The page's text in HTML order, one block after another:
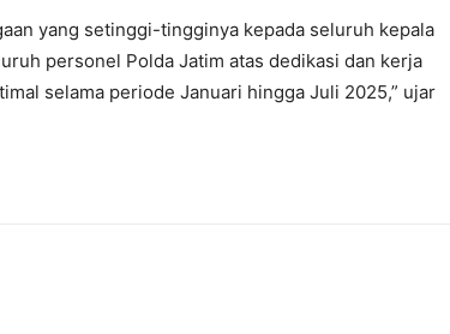
yang setinggi-tingginya kepada seluruh kepala
personel Polda Jatim atas dedikasi dan kerja
selama periode Januari hingga Juli 2025,” ujar